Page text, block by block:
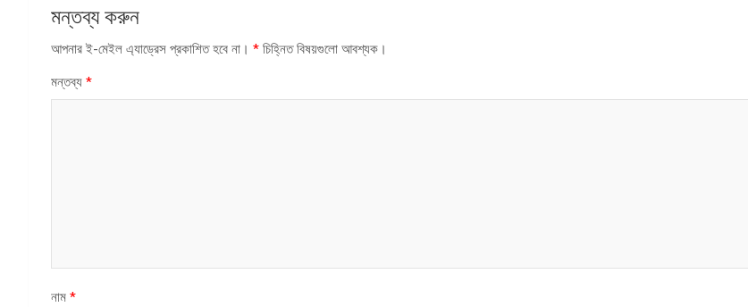
মন্তব্য করুন
আপনার ই-মেইল এ্যাড্রেস প্রকাশিত হবে না। * চিহ্নিত বিষয়গুলো আবশ্যক।
মন্তব্য *
নাম *